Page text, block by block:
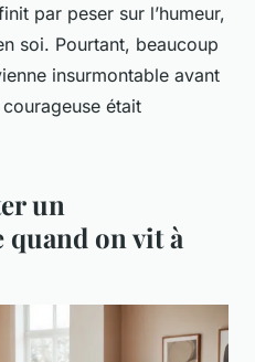
par peser sur l’humeur,
soi. Pourtant, beaucoup
insurmontable avant
courageuse était
un
quand on vit à